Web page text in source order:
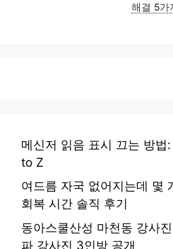
해결 5가
메신저 읽음 표시 끄는 방
to Z
여드름 자국 없어지는데 몇
회복 시간 솔직 후기
동아스쿨산성 마천동 강사
파 강사진 3인방 공개